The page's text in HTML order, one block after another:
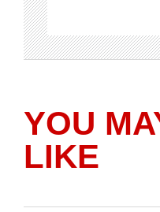
YOU
LIKE